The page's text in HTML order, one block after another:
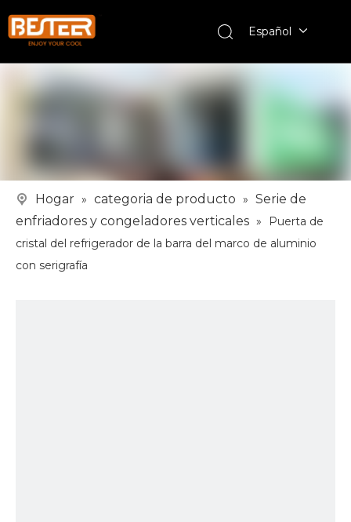
Español
Hogar » categoria de producto » Serie de
enfriadores y congeladores verticales »
Puerta de
cristal del refrigerador de la barra del marco de aluminio
con serigrafía